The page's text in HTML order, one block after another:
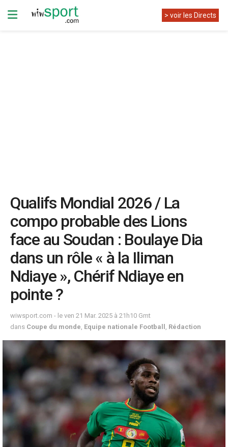
> voir les Directs
Qualifs Mondial 2026 / La
compo probable des Lions
face au Soudan : Boulaye Dia
dans un rôle « à la Iliman
Ndiaye », Chérif Ndiaye en
pointe ?
wiwsport.com - le ven 21 Mar. 2025 à 21h10 Gmt
dans Coupe du monde Equipe nationale Football Rédaction